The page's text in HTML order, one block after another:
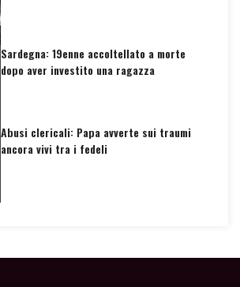
Sardegna: 19enne accoltellato a morte
dopo aver investito una ragazza
Abusi clericali: Papa avverte sui traumi
ancora vivi tra i fedeli